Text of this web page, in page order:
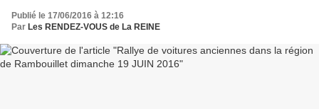
Publié le 17/06/2016 à 12:16
Par Les RENDEZ-VOUS de La REINE